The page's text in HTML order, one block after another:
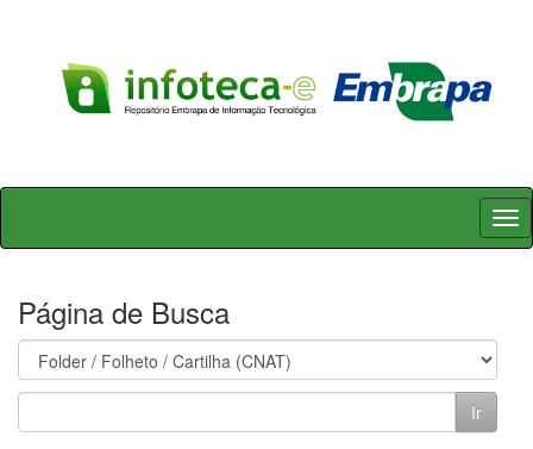
Skip
Página de Busca